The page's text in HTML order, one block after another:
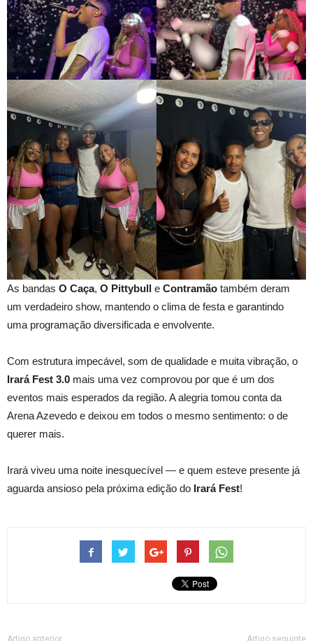
As bandas O Caça, O Pittybull e Contramão também deram
um verdadeiro show, mantendo o clima de festa e garantindo
uma programação diversificada e envolvente.
Com estrutura impecável, som de qualidade e muita vibração, o
Irará Fest 3.0 mais uma vez comprovou por que é um dos
eventos mais esperados da região. A alegria tomou conta da
Arena Azevedo e deixou em todos o mesmo sentimento: o de
querer mais.
Irará viveu uma noite inesquecível — e quem esteve presente já
aguarda ansioso pela próxima edição do Irará Fest!
Artigo anterior Artigo seguinte